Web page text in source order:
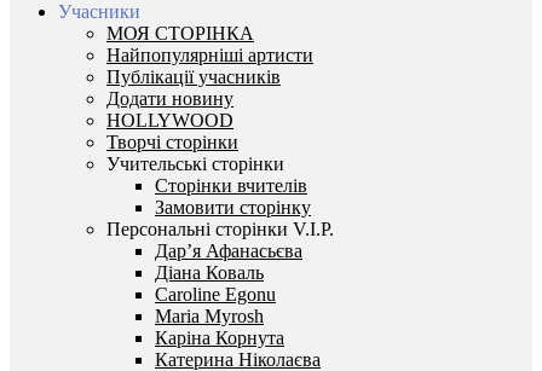
Учасники
МОЯ СТОРІНКА
Найпопулярніші артисти
Публікації учасників
Додати новину
HOLLYWOOD
Творчі сторінки
Учительські сторінки
Сторінки вчителів
Замовити сторінку
Персональні сторінки V.I.P.
Дар’я Афанасьєва
Діана Коваль
Caroline Egonu
Maria Myrosh
Каріна Корнута
Катерина Ніколаєва